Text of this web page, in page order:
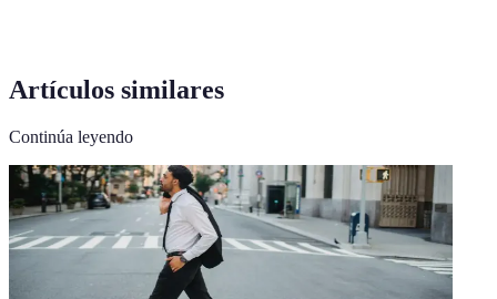
Artículos similares
Continúa leyendo